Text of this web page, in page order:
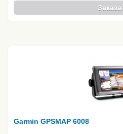
Garmin GPSMAP 6008